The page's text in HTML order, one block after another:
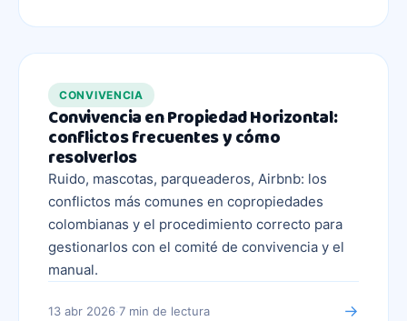
CONVIVENCIA
Convivencia en Propiedad Horizontal:
conflictos frecuentes y cómo
resolverlos
Ruido, mascotas, parqueaderos, Airbnb: los
conflictos más comunes en copropiedades
colombianas y el procedimiento correcto para
gestionarlos con el comité de convivencia y el
manual.
13 abr 2026·7 min de lectura →